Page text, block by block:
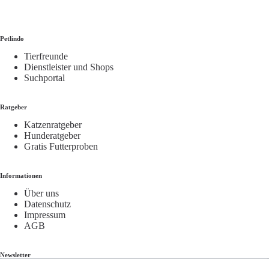
Petlindo
Tierfreunde
Dienstleister und Shops
Suchportal
Ratgeber
Katzenratgeber
Hunderatgeber
Gratis Futterproben
Informationen
Über uns
Datenschutz
Impressum
AGB
Newsletter